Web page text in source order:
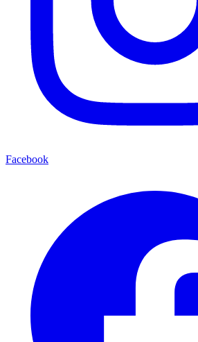
Facebook